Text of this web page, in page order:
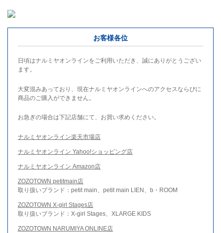
お客様各位
日頃はナルミヤオンラインをご利用いただき、誠にありがとうござい
ます。
大変混みあっており、現在ナルミヤオンラインへのアクセスならびに
商品のご購入ができません。
お急ぎの場合は下記店舗にて、お買い求めください。
ナルミヤオンライン楽天市場店
ナルミヤオンライン Yahoo!ショッピング店
ナルミヤオンライン Amazon店
ZOZOTOWN petitmain店
取り扱いブランド：petit main、petit main LIEN、b・ROOM
ZOZOTOWN X-girl Stages店
取り扱いブランド：X-girl Stages、XLARGE KIDS
ZOZOTOWN NARUMIYA ONLINE店